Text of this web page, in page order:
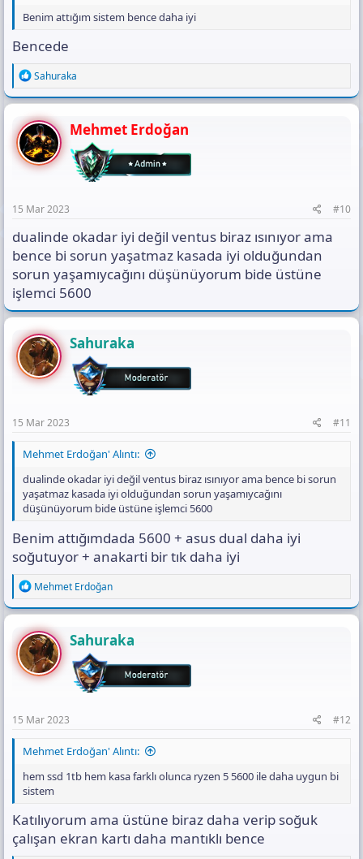
Benim attığım sistem bence daha iyi
Bencede
R
e
a
c
t
i
o
n
Sahuraka
Mehmet Erdoğan
15 Mar 2023 #10
dualinde okadar iyi değil ventus biraz ısınıyor ama
bence bi sorun yaşatmaz kasada iyi olduğundan
sorun yaşamıycağını düşünüyorum bide üstüne
işlemci 5600
Sahuraka
15 Mar 2023 #11
Mehmet Erdoğan' Alıntı:
dualinde okadar iyi değil ventus biraz ısınıyor ama bence bi sorun
yaşatmaz kasada iyi olduğundan sorun yaşamıycağını
düşünüyorum bide üstüne işlemci 5600
Benim attığımdada 5600 + asus dual daha iyi
soğutuyor + anakarti bir tık daha iyi
R
e
a
c
t
i
o
n
Mehmet Erdoğan
Sahuraka
15 Mar 2023 #12
Mehmet Erdoğan' Alıntı:
hem ssd 1tb hem kasa farklı olunca ryzen 5 5600 ile daha uygun bi
sistem
Katılıyorum ama üstüne biraz daha verip soğuk
çalışan ekran kartı daha mantıklı bence